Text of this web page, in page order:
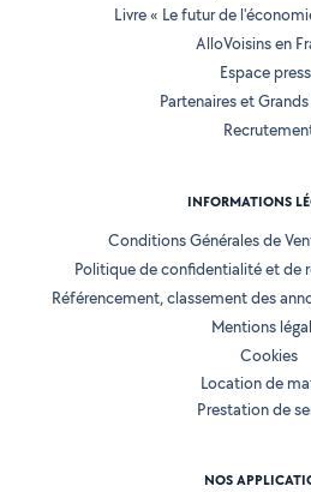
Livre « Le futur de
AlloVoisins en
Espace
Partenaires et
INFORMATIONS
Conditions Générales de
Politique de confidentialité et de
Référencement, classement des
Mentions
Cookies
Location de
Prestation de
NOS